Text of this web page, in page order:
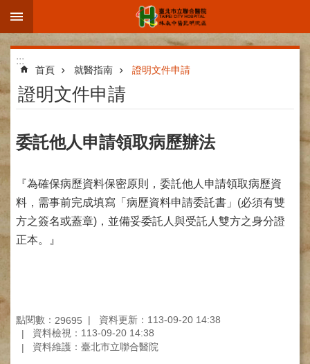
跳到主要內容區塊
進
階
搜
尋
簡
介
部
路
:::
首頁 就醫指南 證明文件申請
證明文件申請
委託他人申請領取病歷辦法
『為確保病歷資料保密原則，委託他人申請領取病歷資
料，需事前完成填寫「病歷資料申請委託書」(必須有雙
方之簽名或蓋章)，並備妥委託人與受託人雙方之身分證
正本。』
點閱數： 29695
資料更新：113-09-20 14:38
資料檢視：113-09-20 14:38
資料維護：臺北市立聯合醫院